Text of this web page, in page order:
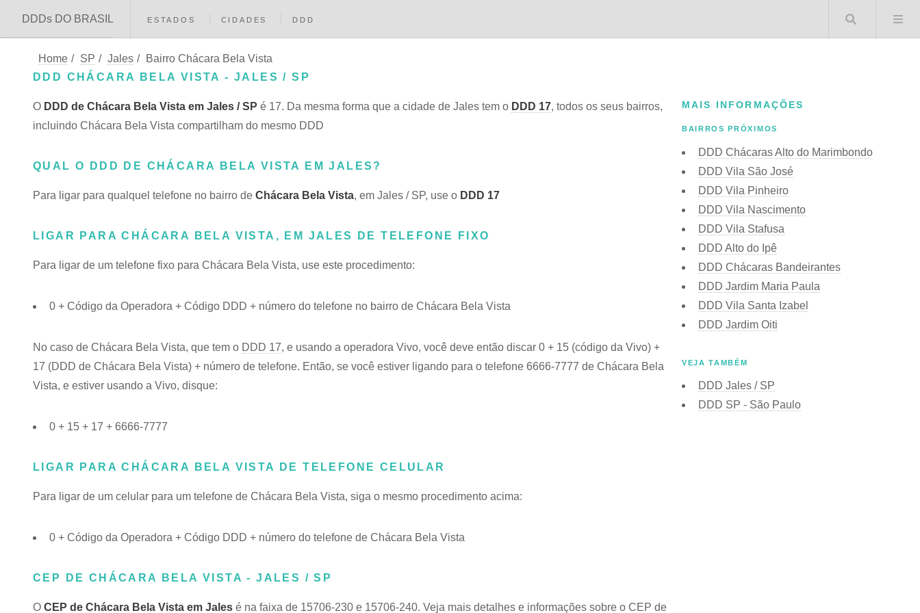
DDDs DO BRASIL ESTADOS CIDADES DDD Buscar
Home / SP / Jales /
Bairro Chácara Bela Vista
DDD CHÁCARA BELA VISTA - JALES / SP
O DDD de Chácara Bela Vista em Jales / SP é 17. Da mesma forma que a cidade de Jales tem o DDD 17, todos os seus bairros,
incluindo Chácara Bela Vista compartilham do mesmo DDD
QUAL O DDD DE CHÁCARA BELA VISTA EM JALES?
Para ligar para qualquel telefone no bairro de Chácara Bela Vista, em Jales / SP, use o DDD 17
LIGAR PARA CHÁCARA BELA VISTA, EM JALES DE TELEFONE FIXO
Para ligar de um telefone fixo para Chácara Bela Vista, use este procedimento:
0 + Código da Operadora + Código DDD + número do telefone no bairro de Chácara Bela Vista
No caso de Chácara Bela Vista, que tem o DDD 17, e usando a operadora Vivo, você deve então discar 0 + 15 (código da Vivo) +
17 (DDD de Chácara Bela Vista) + número de telefone. Então, se você estiver ligando para o telefone 6666-7777 de Chácara Bela
Vista, e estiver usando a Vivo, disque:
0 + 15 + 17 + 6666-7777
LIGAR PARA CHÁCARA BELA VISTA DE TELEFONE CELULAR
Para ligar de um celular para um telefone de Chácara Bela Vista, siga o mesmo procedimento acima:
0 + Código da Operadora + Código DDD + número do telefone de Chácara Bela Vista
CEP DE CHÁCARA BELA VISTA - JALES / SP
O CEP de Chácara Bela Vista em Jales é na faixa de 15706-230 e 15706-240. Veja mais detalhes e informações sobre o CEP de
MAIS INFORMAÇÕES
BAIRROS PRÓXIMOS
DDD Chácaras Alto do Marimbondo
DDD Vila São José
DDD Vila Pinheiro
DDD Vila Nascimento
DDD Vila Stafusa
DDD Alto do Ipê
DDD Chácaras Bandeirantes
DDD Jardim Maria Paula
DDD Vila Santa Izabel
DDD Jardim Oiti
VEJA TAMBÉM
DDD Jales / SP
DDD SP - São Paulo